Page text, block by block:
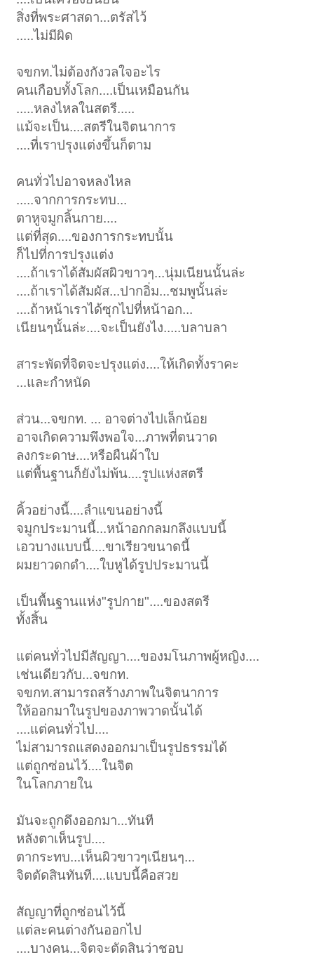
สิ่งที่พระศาสดา...ตรัสไว้
.....ไม่มีผิด
จขกท.ไม่ต้องกังวลใจอะไร
คนเกือบทั้งโลก....เป็นเหมือนกัน
.....หลงไหลในสตรี.....
แม้จะเป็น....สตรีในจิตนาการ
....ที่เราปรุงแต่งขึ้นก็ตาม
คนทั่วไปอาจหลงไหล
.....จากการกระทบ...
ตาหูจมูกลิ้นกาย....
แต่ที่สุด....ของการกระทบนั้น
ก็ไปที่การปรุงแต่ง
....ถ้าเราได้สัมผัสผิวขาวๆ...นุ่มเนียนนั้นล่ะ
....ถ้าเราได้สัมผัส...ปากอิ่ม...ชมพูนั้นล่ะ
....ถ้าหน้าเราได้ซุกไปที่หน้าอก...
เนียนๆนั้นล่ะ....จะเป็นยังไง.....บลาบลา
สาระพัดที่จิตจะปรุงแต่ง....ให้เกิดทั้งราคะ
...และกำหนัด
ส่วน...จขกท. ... อาจต่างไปเล็กน้อย
อาจเกิดความพึงพอใจ...ภาพที่ตนวาด
ลงกระดาษ....หรือผืนผ้าใบ
แต่พื้นฐานก็ยังไม่พ้น....รูปแห่งสตรี
คิ้วอย่างนี้....ลำแขนอย่างนี้
จมูกประมานนี้...หน้าอกกลมกลึงแบบนี้
เอวบางแบบนี้....ขาเรียวขนาดนี้
ผมยาวดกดำ....ใบหูได้รูปประมานนี้
เป็นพื้นฐานแห่ง"รูปกาย"....ของสตรี
ทั้งสิ้น
แต่คนทั่วไปมีสัญญา....ของมโนภาพผู้หญิง....
เช่นเดียวกับ...จขกท.
จขกท.สามารถสร้างภาพในจิตนาการ
ให้ออกมาในรูปของภาพวาดนั้นได้
....แต่คนทั่วไป....
ไม่สามารถแสดงออกมาเป็นรูปธรรมได้
แต่ถูกซ่อนไว้....ในจิต
ในโลกภายใน
มันจะถูกดึงออกมา...ทันที
หลังตาเห็นรูป....
ตากระทบ...เห็นผิวขาวๆเนียนๆ...
จิตตัดสินทันที....แบบนี้คือสวย
สัญญาที่ถูกซ่อนไว้นี้
แต่ละคนต่างกันออกไป
....บางคน...จิตจะตัดสินว่าชอบ